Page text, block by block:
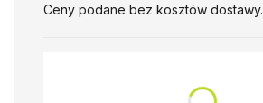
Ceny podane bez kosztów dostawy.